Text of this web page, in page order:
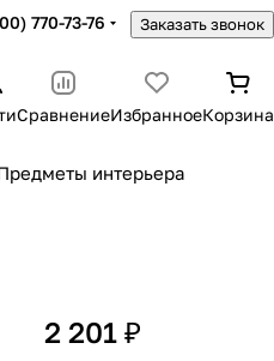
770-73-76 Заказать звонок
СравнениеИзбранноеКорзина
интерьера
2 201 ₽